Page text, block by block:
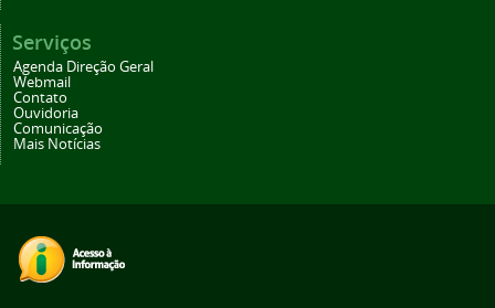
Serviços
Agenda Direção Geral
Webmail
Contato
Ouvidoria
Comunicação
Mais Notícias